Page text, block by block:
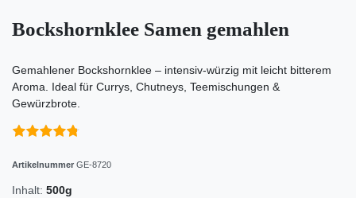
Bockshornklee Samen gemahlen
Gemahlener Bockshornklee – intensiv-würzig mit leicht bitterem
Aroma. Ideal für Currys, Chutneys, Teemischungen &
Gewürzbrote.
Artikelnummer GE-8720
Inhalt: 500g